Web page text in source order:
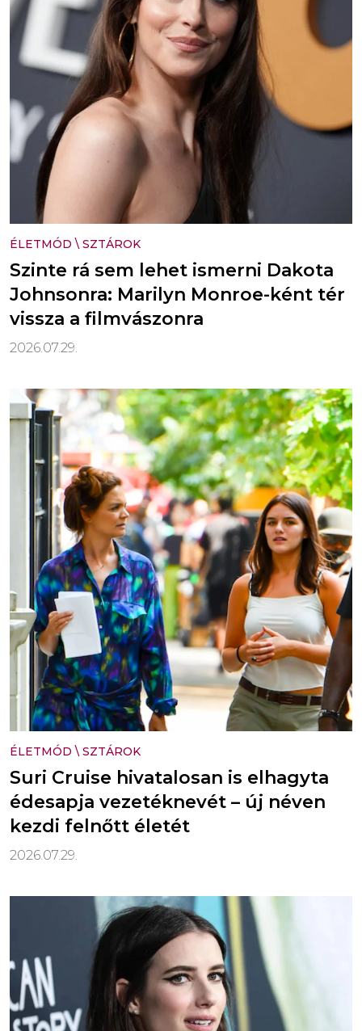
ÉLETMÓD \ SZTÁROK
Szinte rá sem lehet ismerni Dakota
Johnsonra: Marilyn Monroe-ként tér
vissza a filmvászonra
2026.07.29.
ÉLETMÓD \ SZTÁROK
Suri Cruise hivatalosan is elhagyta
édesapja vezetéknevét – új néven
kezdi felnőtt életét
2026.07.29.